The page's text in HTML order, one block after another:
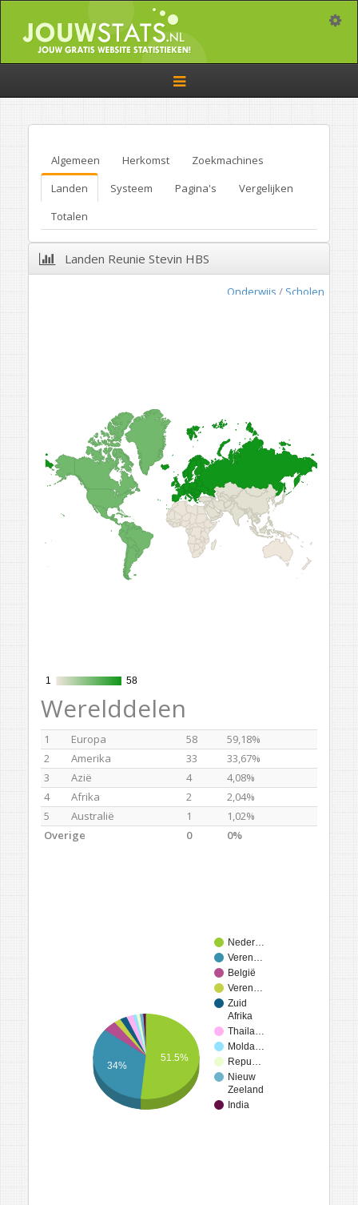
Toggle
navigation
Algemeen Herkomst
Zoekmachines
Landen
Systeem Pagina's
Vergelijken
Totalen
Landen Reunie Stevin HBS
Onderwijs / Scholen
11 58
58
Werelddelen
1 Europa 58
59,18%
2
Amerika 33
33,67%
3
Azië 4
4,08%
4
Afrika 2
2,04%
5
Australië 1
1,02%
Overige
0 0%
Neder…
Veren…
België
Veren…
Zuid
Afrika
Thaila…
Molda…
Repu…
Nieuw
Zeeland
India
34%
51.5%